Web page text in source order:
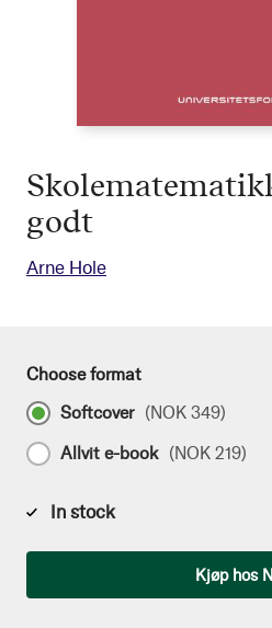
godt
Arne Hole
Choose format
Softcover (NOK 349)
Allvit e-book (NOK 219)
In stock
Kjøp hos